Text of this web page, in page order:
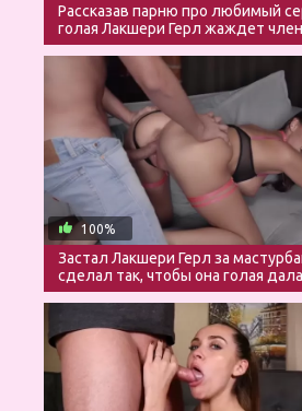
Рассказав парню про любимый
голая Лакшери Герл жаждет
100%
Застал Лакшери Герл за
сделал так, чтобы она голая
трахнуть